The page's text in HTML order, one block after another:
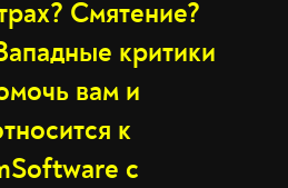
Смятение?
критики
вам и
к
с